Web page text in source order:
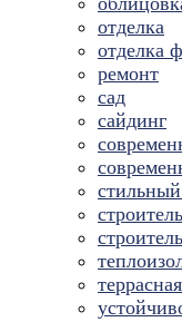
отделка
отделка
ремонт
сад
сайдинг